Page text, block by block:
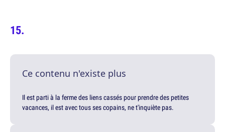
Ce contenu n'existe plus
Il est parti à la ferme des liens cassés pour prendre des petites
vacances, il est avec tous ses copains, ne t'inquiète pas.